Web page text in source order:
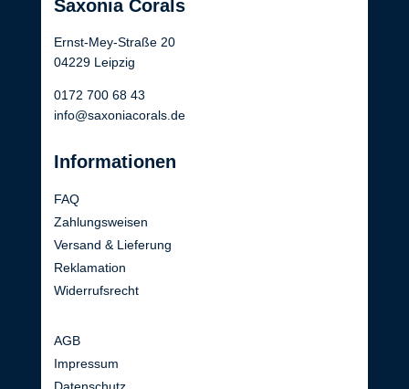
Saxonia Corals
Ernst-Mey-Straße 20
04229 Leipzig
0172 700 68 43
info@saxoniacorals.de
Informationen
FAQ
Zahlungsweisen
Versand & Lieferung
Reklamation
Widerrufsrecht
AGB
Impressum
Datenschutz